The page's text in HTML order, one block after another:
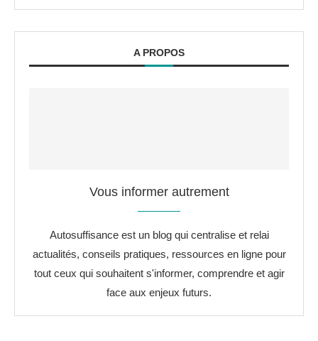
A PROPOS
Vous informer autrement
Autosuffisance est un blog qui centralise et relai
actualités, conseils pratiques, ressources en ligne pour
tout ceux qui souhaitent s'informer, comprendre et agir
face aux enjeux futurs.